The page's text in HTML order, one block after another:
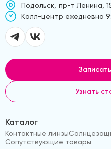
Подольск, пр-т Ленина,
Kолл-центр ежедневно
Узнать
Каталог
Контактные линзы
Сопутствующие товары